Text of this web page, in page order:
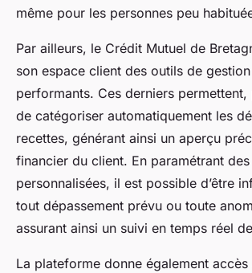
même pour les personnes peu
Par ailleurs, le Crédit Mutuel de
son espace client des outils de
performants. Ces derniers permettent,
de catégoriser automatiquement les
recettes, générant ainsi un aperçu
financier du client. En paramétrant
personnalisées, il est possible d’être
tout dépassement prévu ou toute
assurant ainsi un suivi en temps réel
La plateforme donne également accès